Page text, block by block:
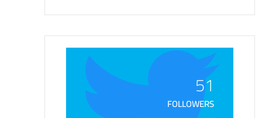
51
FOLLOWERS